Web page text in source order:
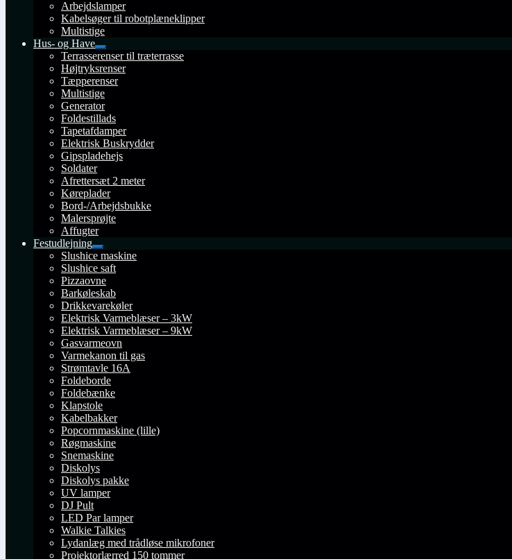
Arbejdslamper
Kabelsøger til robotplæneklipper
Multistige
Hus- og Have
Udfold
undermenu
Terrasserenser til træterrasse
Højtryksrenser
Tæpperenser
Multistige
Generator
Foldestillads
Tapetafdamper
Elektrisk Buskrydder
Gipspladehejs
Soldater
Afrettersæt 2 meter
Køreplader
Bord-/Arbejdsbukke
Malersprøjte
Affugter
Festudlejning
Udfold
undermenu
Slushice maskine
Slushice saft
Pizzaovne
Barkøleskab
Drikkevarekøler
Elektrisk Varmeblæser – 3kW
Elektrisk Varmeblæser – 9kW
Gasvarmeovn
Varmekanon til gas
Strømtavle 16A
Foldeborde
Foldebænke
Klapstole
Kabelbakker
Popcornmaskine (lille)
Røgmaskine
Snemaskine
Diskolys
Diskolys pakke
UV lamper
DJ Pult
LED Par lamper
Walkie Talkies
Lydanlæg med trådløse mikrofoner
Projektorlærred 150 tommer